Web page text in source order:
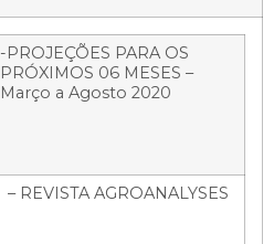
-PROJEÇÕES PARA OS
PRÓXIMOS 06 MESES –
Março a Agosto 2020
– REVISTA AGROANALYSES